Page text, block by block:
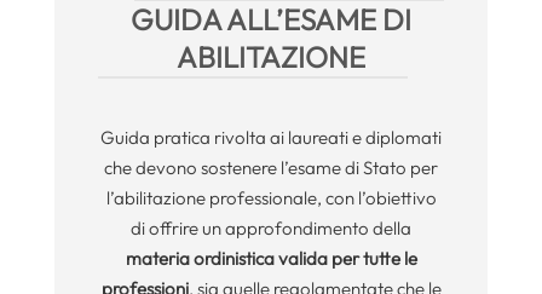
GUIDA ALL’ESAME DI
ABILITAZIONE
Guida pratica rivolta ai laureati e diplomati
che devono sostenere l’esame di Stato per
l’abilitazione professionale, con l’obiettivo
di offrire un approfondimento della
materia ordinisticavalida per tutte le
professioni, sia quelle regolamentate che le